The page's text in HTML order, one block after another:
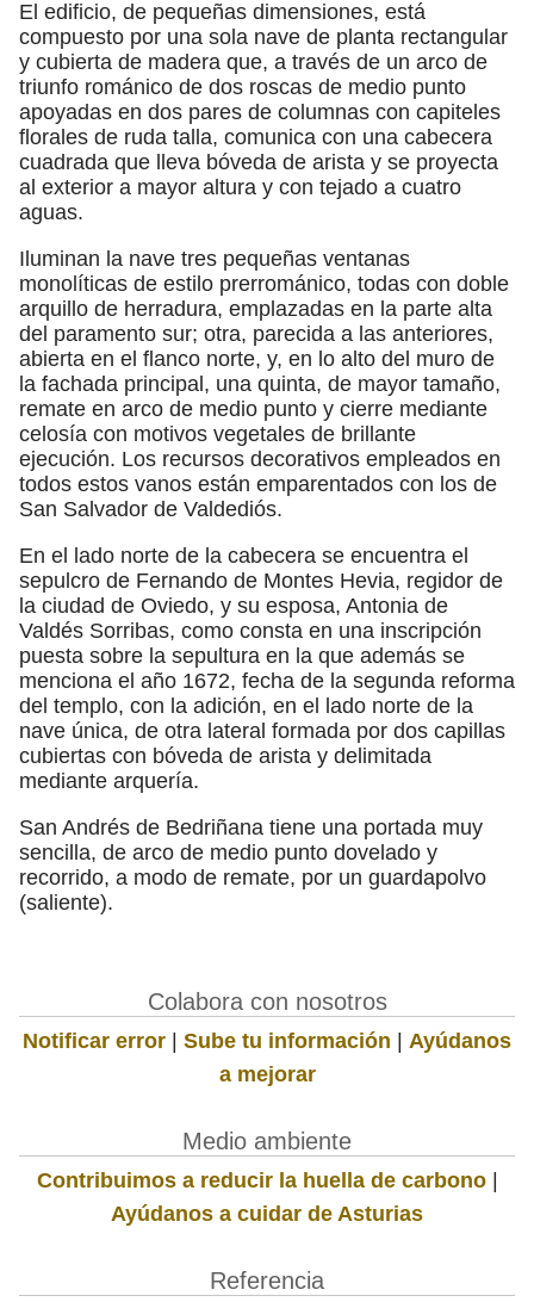
El edificio, de pequeñas dimensiones, está
compuesto por una sola nave de planta rectangular
y cubierta de madera que, a través de un arco de
triunfo románico de dos roscas de medio punto
apoyadas en dos pares de columnas con capiteles
florales de ruda talla, comunica con una cabecera
cuadrada que lleva bóveda de arista y se proyecta
al exterior a mayor altura y con tejado a cuatro
aguas.
Iluminan la nave tres pequeñas ventanas
monolíticas de estilo prerrománico, todas con doble
arquillo de herradura, emplazadas en la parte alta
del paramento sur; otra, parecida a las anteriores,
abierta en el flanco norte, y, en lo alto del muro de
la fachada principal, una quinta, de mayor tamaño,
remate en arco de medio punto y cierre mediante
celosía con motivos vegetales de brillante
ejecución. Los recursos decorativos empleados en
todos estos vanos están emparentados con los de
San Salvador de Valdediós.
En el lado norte de la cabecera se encuentra el
sepulcro de Fernando de Montes Hevia, regidor de
la ciudad de Oviedo, y su esposa, Antonia de
Valdés Sorribas, como consta en una inscripción
puesta sobre la sepultura en la que además se
menciona el año 1672, fecha de la segunda reforma
del templo, con la adición, en el lado norte de la
nave única, de otra lateral formada por dos capillas
cubiertas con bóveda de arista y delimitada
mediante arquería.
San Andrés de Bedriñana tiene una portada muy
sencilla, de arco de medio punto dovelado y
recorrido, a modo de remate, por un guardapolvo
(saliente).
Colabora con nosotros
Notificar error | Sube tu información | Ayúdanos
a mejorar
Medio ambiente
Contribuimos a reducir la huella de carbono|
Ayúdanos a cuidar de Asturias
Referencia